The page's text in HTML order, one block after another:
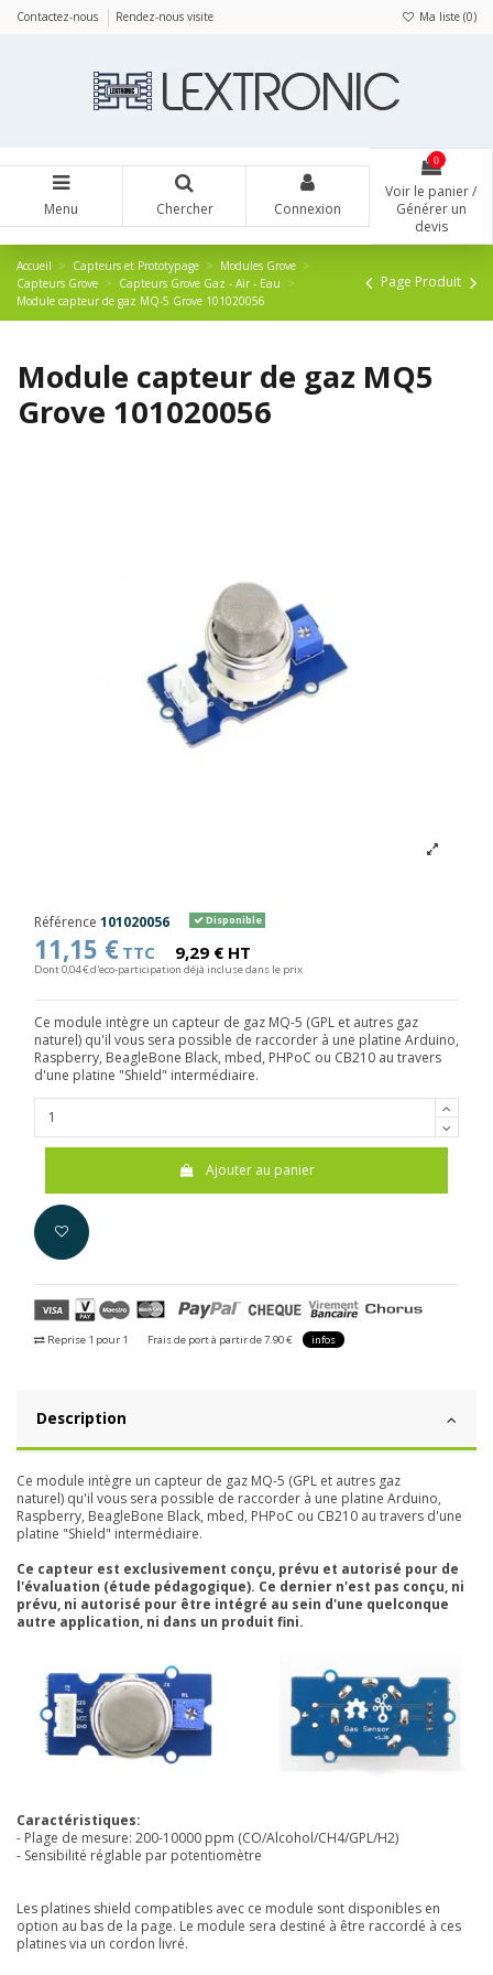
Contactez-nous Rendez-nous visite Ma liste (0)
Menu Chercher Connexion
0
Voir le panier /
Générer un
devis
Accueil Capteurs et Prototypage
Modules Grove
Capteurs Grove
Capteurs Grove Gaz - Air - Eau
Module capteur de gaz MQ-5 Grove 101020056
Page Produit
Module capteur de gaz MQ5
Grove 101020056
Référence 101020056 Disponible
11,15 € TTC 9,29 € HT
Dont 0,04 € d'eco-participation déjà incluse dans le prix
Ce module intègre un capteur de gaz MQ-5 (GPL et autres gaz
naturel) qu'il vous sera possible de raccorder à une platine Arduino,
Raspberry, BeagleBone Black, mbed, PHPoC ou CB210 au travers
d'une platine "Shield" intermédiaire.
Ajouter au panier
Reprise 1 pour 1 Frais de port à partir de 7.90 € infos
Description
Ce module intègre un capteur de gaz MQ-5 (GPL et autres gaz
naturel) qu'il vous sera possible de raccorder à une platine Arduino,
Raspberry, BeagleBone Black, mbed, PHPoC ou CB210 au travers d'une
platine "Shield" intermédiaire.
Ce capteur est exclusivement conçu, prévu et autorisé pour de
l'évaluation (étude pédagogique). Ce dernier n'est pas conçu, ni
prévu, ni autorisé pour être intégré au sein d'une quelconque
autre application, ni dans un produit fini.
Caractéristiques:
- Plage de mesure: 200-10000 ppm (CO/Alcohol/CH4/GPL/H2)
- Sensibilité réglable par potentiomètre
Les platines shield compatibles avec ce module sont disponibles en
option au bas de la page. Le module sera destiné à être raccordé à ces
platines via un cordon livré.
Panneau de gestion des cookies